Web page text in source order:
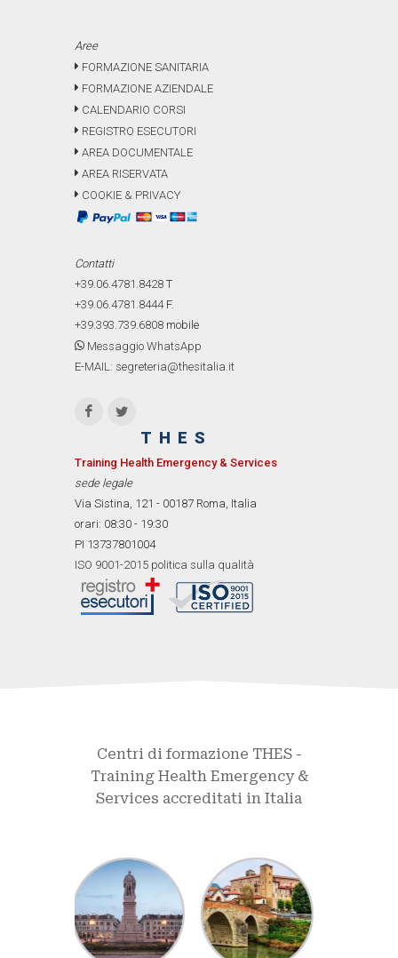
Aree
FORMAZIONE SANITARIA
FORMAZIONE AZIENDALE
CALENDARIO CORSI
REGISTRO ESECUTORI
AREA DOCUMENTALE
AREA RISERVATA
COOKIE & PRIVACY
Contatti
+39.06.4781.8428 T
+39.06.4781.8444F.
+39.393.739.6808 mobile
Messaggio WhatsApp
E-MAIL: segreteria@thesitalia.it
THES
Training Health Emergency & Services
sede legale
Via Sistina, 121 - 00187 Roma, Italia
orari: 08:30 - 19:30
PI 13737801004
ISO 9001-2015 politica sulla qualità
Centri di formazione THES -
Training Health Emergency &
Services accreditati in Italia